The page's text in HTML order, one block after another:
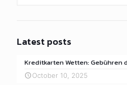
Latest posts
Kreditkarten Wetten: Gebühren
October 10, 2025